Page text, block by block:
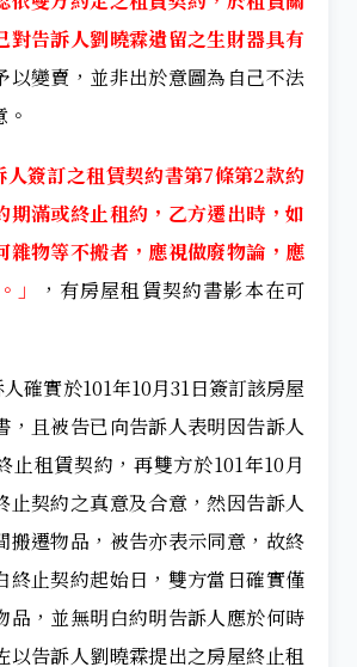
對告訴人劉曉霖遺留之生財器具有
以變賣，並非出於意圖為自己不法
人簽訂之租賃契約書第7條第2款約
期滿或終止租約，乙方遷出時，如
雜物等不搬者，應視做廢物論，應
」
，有房屋租賃契約書影本在可
確實於101年10月31日簽訂該房屋
，且被告已向告訴人表明因告訴人
止租賃契約，再雙方於101年10月
止契約之真意及合意，然因告訴人
搬遷物品，被告亦表示同意，故終
終止契約起始日，雙方當日確實僅
品，並無明白約明告訴人應於何時
以告訴人劉曉霖提出之房屋終止租